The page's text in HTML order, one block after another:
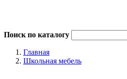
Поиск по каталогу
Главная
Школьная мебель